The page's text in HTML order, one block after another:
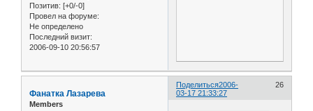
Позитив: [+0/-0]
Провел на форуме:
Не определено
Последний визит:
2006-09-10 20:56:57
Поделиться 26
2006-
03-17 21:33:27
Фанатка Лазарева
Members